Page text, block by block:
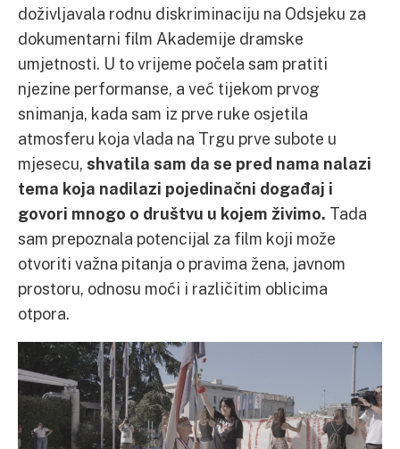
doživljavala rodnu diskriminaciju na Odsjeku za
dokumentarni film Akademije dramske
umjetnosti. U to vrijeme počela sam pratiti
njezine performanse, a već tijekom prvog
snimanja, kada sam iz prve ruke osjetila
atmosferu koja vlada na Trgu prve subote u
mjesecu, shvatila sam da se pred nama nalazi
tema koja nadilazi pojedinačni događaj i
govori mnogo o društvu u kojem živimo. Tada
sam prepoznala potencijal za film koji može
otvoriti važna pitanja o pravima žena, javnom
prostoru, odnosu moći i različitim oblicima
otpora.